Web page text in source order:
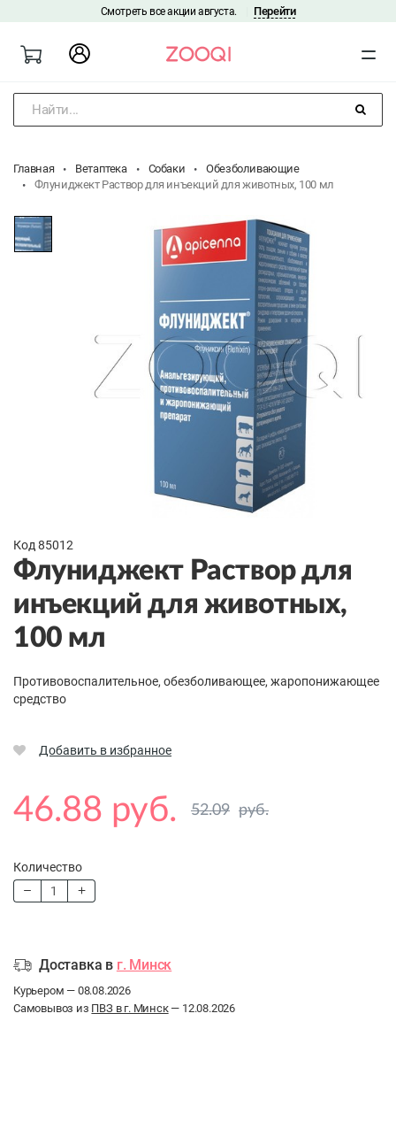
Смотреть все акции августа. Перейти
Найти...
Главная Ветаптека Собаки
Обезболивающие
Флуниджект Раствор для инъекций для животных, 100 мл
Код 85012
Флуниджект Раствор для
инъекций для животных,
100 мл
Противовоспалительное, обезболивающее, жаропонижающее
средство
Добавить в избранное
46.88 руб. 52.09 руб.
Количество
Доставка в г. Минск
Курьером — 08.08.2026
Самовывоз из ПВЗ в г. Минск— 12.08.2026